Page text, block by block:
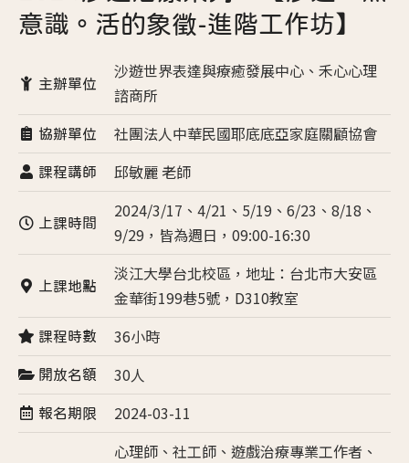
意識。活的象徵-進階工作坊】
主辦單位
沙遊世界表達與療癒發展中心、禾心心理
諮商所
協辦單位 社團法人中華民國耶底底亞家庭關顧協會
課程講師 邱敏麗 老師
上課時間
2024/3/17、4/21、5/19、6/23、8/18、
9/29，皆為週日，09:00-16:30
上課地點
淡江大學台北校區，地址：台北市大安區
金華街199巷5號，D310教室
課程時數 36小時
開放名額 30人
報名期限 2024-03-11
心理師、社工師、遊戲治療專業工作者、